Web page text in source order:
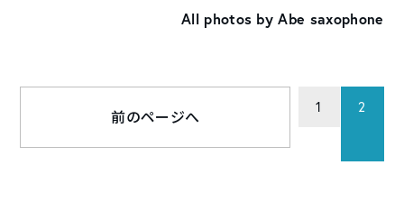
All photos by Abe saxophone
前のページへ
1 2